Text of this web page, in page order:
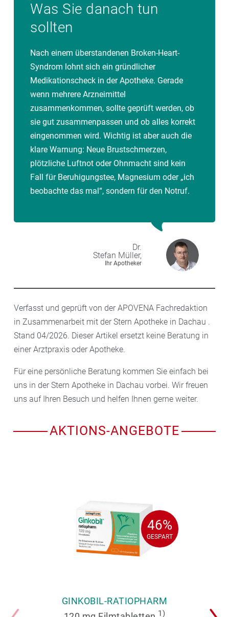
Was Sie danach tun
sollten
Nach einem überstandenen Broken-Heart-
Syndrom lohnt sich ein gründlicher
Medikationscheck in der Apotheke. Gerade
wenn mehrere Arzneimittel
zusammenkommen, sollte geprüft werden, ob
sie gut zusammenpassen und ob alles korrekt
eingenommen wird. Wichtig ist aber auch die
klare Warnung: Neue Brustschmerzen,
plötzliche Luftnot oder Ohnmacht sind kein
Fall für Beruhigungstee, Magnesium oder „ich
beobachte das mal“, sondern für den Notruf.
Dr.
Stefan Müller,
Ihr Apotheker
Verfasst und geprüft von der APOVENA Fachredaktion
in Zusammenarbeit mit der Stern Apotheke in Dachau .
Stand 04/2026. Dieser Artikel ersetzt keine Beratung in
einer Arztpraxis oder Apotheke.
Für eine persönliche Beratung kommen Sie einfach bei
uns in der Stern Apotheke in Dachau vorbei. Wir freuen
uns auf Ihren Besuch und helfen Ihnen gerne weiter.
AKTIONS-ANGEBOTE
46%
GESPART
46%
GESPART
GINKOBIL-RATIOPHARM
1)